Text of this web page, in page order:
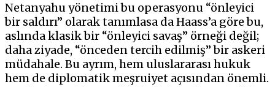
Netanyahu yönetimi bu operasyonu “önleyici
bir saldırı” olarak tanımlasa da Haass’a göre bu,
aslında klasik bir “önleyici savaş” örneği değil;
daha ziyade, “önceden tercih edilmiş” bir askeri
müdahale. Bu ayrım, hem uluslararası hukuk
hem de diplomatik meşruiyet açısından önemli.